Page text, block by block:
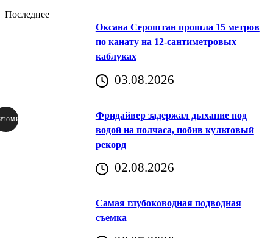
Последнее
Оксана Сероштан прошла 15 метров
по канату на 12-сантиметровых
каблуках
03.08.2026
Фридайвер задержал дыхание под
водой на полчаса, побив культовый
рекорд
02.08.2026
Самая глубоководная подводная
съемка